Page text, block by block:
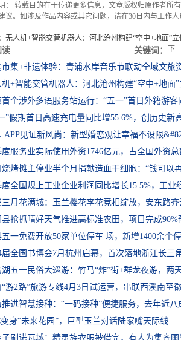
： 转载目的在于传递更多信息，文章版权归原作者所
议。如涉及作品内容或其它问题，请在30日内与工作
无人机+智能交管机器人：河北沧州构建“空中+地面”
下
读
关键词：
市集+非遗体验：青浦水岸音乐节联动全域文旅
+智能交管机器人：河北沧州构建“空中+地面
首个涉外多语服务站运行：“五一”首日外籍游客
”假期首日高速充电量同比增55.6%，创历史新
APP见证新风尚：新型婚恋观让幸福不设限
度服务业实际使用外资1746亿元，占全国外资
烧烤摊主停业半个月捐献造血干细胞：“钱可以
度全国规上工业企业利润同比增长15.5%，工业
三月花满城：玉兰樱花李花竞相绽放，安东路
县抢抓晴好天气推进高标准农田，项目完成90%
一免费开放50家单位停车 场，新增1400余个
届全国书博会7月杭州启幕，首次落地浙江长三
湖五一民俗大巡游：竹马“炸”街+群龙夜游，两
游2路”旅游专线4月3日试运营，串联西溪南至
推进智慧接种：“一码接种”便捷服务，去年近
身“未来花园”，巨型玉兰对话陆家嘴天际线
子刷诺瓦城：精灵族衣服被借完，有人为集齐图